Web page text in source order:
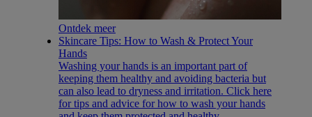
Ontdek meer
Skincare Tips: How to Wash & Protect Your
Hands
Washing your hands is an important part of
keeping them healthy and avoiding bacteria but
can also lead to dryness and irritation. Click here
for tips and advice for how to wash your hands